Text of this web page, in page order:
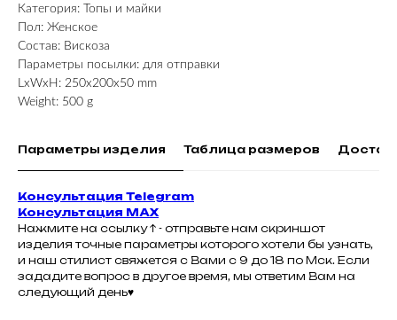
Категория: Топы и майки
Пол: Женское
Состав: Вискоза
Параметры посылки: для отправки
LxWxH: 250x200x50 mm
Weight: 500 g
Параметры изделия Таблица размеров
Консультация Telegram
Консультация MAX
Нажмите на ссылку ↑ - отправьте нам скриншот
изделия точные параметры которого хотели бы узнать,
и наш стилист свяжется с Вами с 9 до 18 по Мск. Если
зададите вопрос в другое время, мы ответим Вам на
следующий день♥